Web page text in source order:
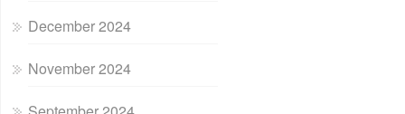
December 2024
November 2024